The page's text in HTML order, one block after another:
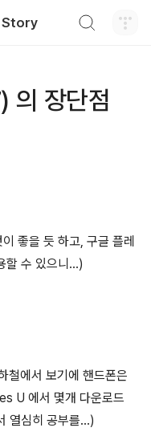
Story
의 장단점
좋을 듯 하고, 구글 플레
할 수 있으니...)
철에서 보기에 핸드폰은
U 에서 몇개 다운로드
열심히 공부를...)